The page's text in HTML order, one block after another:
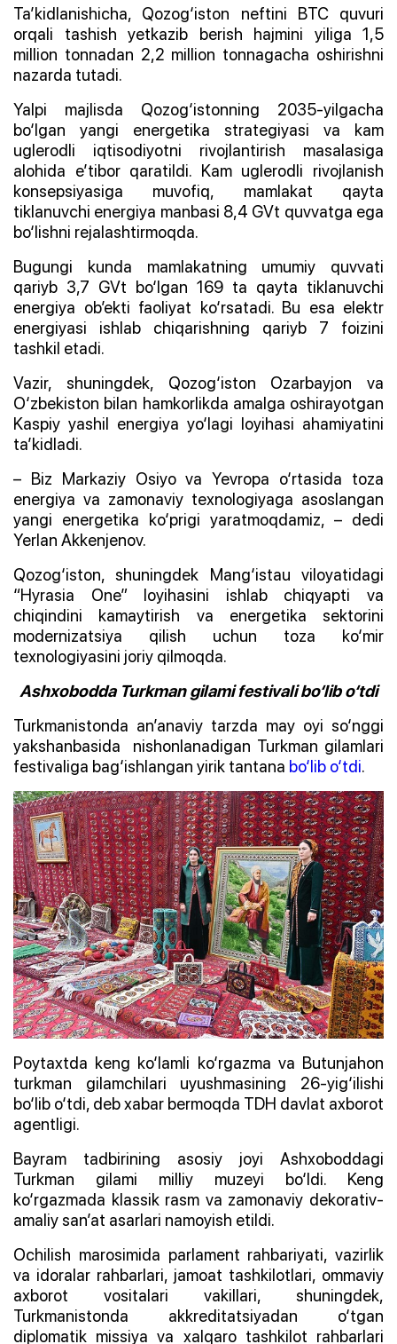
Ta’kidlanishicha, Qozog‘iston neftini BTC quvuri
orqali tashish yetkazib berish hajmini yiliga 1,5
million tonnadan 2,2 million tonnagacha oshirishni
nazarda tutadi.
Yalpi majlisda Qozog‘istonning 2035-yilgacha
bo‘lgan yangi energetika strategiyasi va kam
uglerodli iqtisodiyotni rivojlantirish masalasiga
alohida e’tibor qaratildi. Kam uglerodli rivojlanish
konsepsiyasiga muvofiq, mamlakat qayta
tiklanuvchi energiya manbasi 8,4 GVt quvvatga ega
bo‘lishni rejalashtirmoqda.
Bugungi kunda mamlakatning umumiy quvvati
qariyb 3,7 GVt bo‘lgan 169 ta qayta tiklanuvchi
energiya ob’ekti faoliyat ko‘rsatadi. Bu esa elektr
energiyasi ishlab chiqarishning qariyb 7 foizini
tashkil etadi.
Vazir, shuningdek, Qozog‘iston Ozarbayjon va
O‘zbekiston bilan hamkorlikda amalga oshirayotgan
Kaspiy yashil energiya yo‘lagi loyihasi ahamiyatini
ta’kidladi.
– Biz Markaziy Osiyo va Yevropa o‘rtasida toza
energiya va zamonaviy texnologiyaga asoslangan
yangi energetika ko‘prigi yaratmoqdamiz, – dedi
Yerlan Akkenjenov.
Qozog‘iston, shuningdek Mang‘istau viloyatidagi
“Hyrasia One” loyihasini ishlab chiqyapti va
chiqindini kamaytirish va energetika sektorini
modernizatsiya qilish uchun toza ko‘mir
texnologiyasini joriy qilmoqda.
Ashxobodda Turkman gilami festivali bo‘lib o‘tdi
Turkmanistonda an’anaviy tarzda may oyi so‘nggi
yakshanbasida nishonlanadigan Turkman gilamlari
festivaliga bag‘ishlangan yirik tantana bo‘lib o‘tdi.
Poytaxtda keng ko‘lamli ko‘rgazma va Butunjahon
turkman gilamchilari uyushmasining 26-yig‘ilishi
bo‘lib o‘tdi, deb xabar bermoqda TDH davlat axborot
agentligi.
Bayram tadbirining asosiy joyi Ashxoboddagi
Turkman gilami milliy muzeyi bo‘ldi. Keng
ko‘rgazmada klassik rasm va zamonaviy dekorativ-
amaliy san’at asarlari namoyish etildi.
Ochilish marosimida parlament rahbariyati, vazirlik
va idoralar rahbarlari, jamoat tashkilotlari, ommaviy
axborot vositalari vakillari, shuningdek,
Turkmanistonda akkreditatsiyadan o‘tgan
diplomatik missiya va xalqaro tashkilot rahbarlari